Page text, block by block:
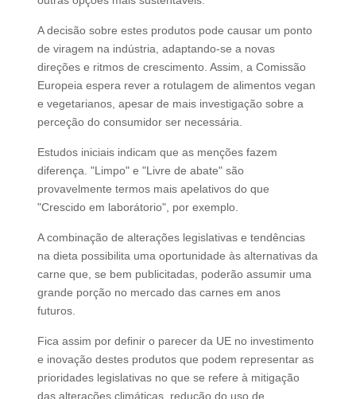
A decisão sobre estes produtos pode causar um ponto
de viragem na indústria, adaptando-se a novas
direções e ritmos de crescimento. Assim, a Comissão
Europeia espera rever a rotulagem de alimentos vegan
e vegetarianos, apesar de mais investigação sobre a
perceção do consumidor ser necessária.
Estudos iniciais indicam que as menções fazem
diferença. "Limpo" e "Livre de abate" são
provavelmente termos mais apelativos do que
"Crescido em laborátorio", por exemplo.
A combinação de alterações legislativas e tendências
na dieta possibilita uma oportunidade às alternativas da
carne que, se bem publicitadas, poderão assumir uma
grande porção no mercado das carnes em anos
futuros.
Fica assim por definir o parecer da UE no investimento
e inovação destes produtos que podem representar as
prioridades legislativas no que se refere à mitigação
das alterações climáticas, redução do uso de